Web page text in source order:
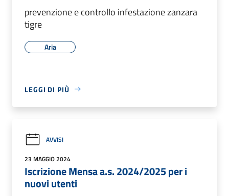
prevenzione e controllo infestazione zanzara
tigre
Aria
LEGGI DI PIÙ
AVVISI
23 MAGGIO 2024
Iscrizione Mensa a.s. 2024/2025 per i
nuovi utenti